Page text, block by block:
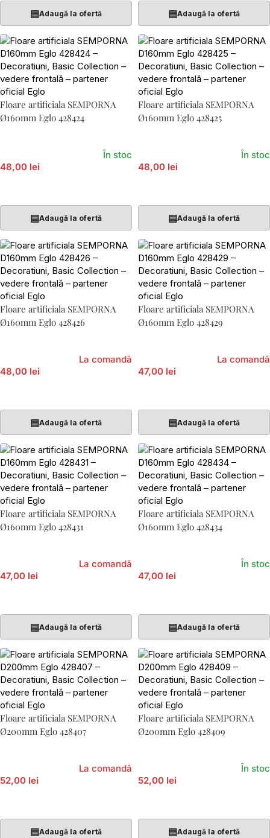
▤Adaugă la ofertă ▤Adaugă la ofertă
Floare artificiala SEMPORNA
Ø160mm Eglo 428424
48,00 lei
În stoc
▤Adaugă la ofertă
Floare artificiala SEMPORNA
Ø160mm Eglo 428425
48,00 lei
În stoc
▤Adaugă la ofertă
Floare artificiala SEMPORNA
Ø160mm Eglo 428426
48,00 lei
La comandă
▤Adaugă la ofertă
Floare artificiala SEMPORNA
Ø160mm Eglo 428429
47,00 lei
La comandă
▤Adaugă la ofertă
Floare artificiala SEMPORNA
Ø160mm Eglo 428431
47,00 lei
La comandă
▤Adaugă la ofertă
Floare artificiala SEMPORNA
Ø160mm Eglo 428434
47,00 lei
În stoc
▤Adaugă la ofertă
Floare artificiala SEMPORNA
Ø200mm Eglo 428407
52,00 lei
La comandă
▤Adaugă la ofertă
Floare artificiala SEMPORNA
Ø200mm Eglo 428409
52,00 lei
În stoc
▤Adaugă la ofertă